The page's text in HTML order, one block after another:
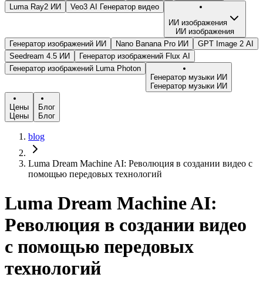
Luma Ray2 ИИ
Veo3 AI Генератор видео
ИИ изображения
ИИ изображения
Генератор изображений ИИ
Nano Banana Pro ИИ
GPT Image 2 AI
Seedream 4.5 ИИ
Генератор изображений Flux AI
Генератор изображений Luma Photon
Генератор музыки ИИ
Генератор музыки ИИ
Цены
Цены
Блог
Блог
blog
Luma Dream Machine AI: Революция в создании видео с
помощью передовых технологий
Luma Dream Machine AI:
Революция в создании видео
с помощью передовых
технологий